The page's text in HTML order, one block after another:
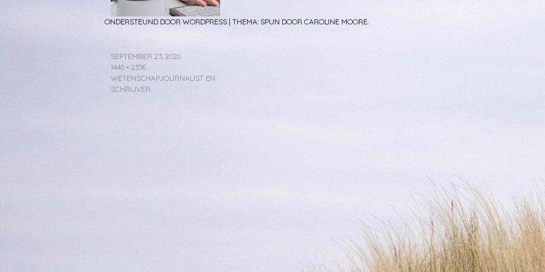
SEPTEMBER 23, 2020
1440 × 2336
WETENSCHAPJOURNALIST EN
SCHRIJVER
ONDERSTEUND DOOR WORDPRESS | THEMA: SPUN DOOR CAROLINE MOORE.